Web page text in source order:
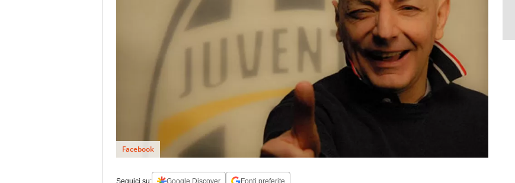
Facebook
Seguici su: Google Discover Fonti preferite